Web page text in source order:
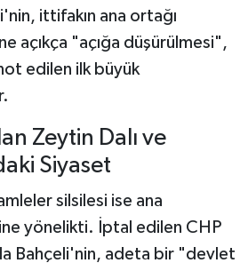
ittifakın ana ortağı
açıkça "açığa düşürülmesi",
edilen ilk büyük
Zeytin Dalı ve
Siyaset
silsilesi ise ana
yönelikti. İptal edilen CHP
Bahçeli'nin, adeta bir "devlet